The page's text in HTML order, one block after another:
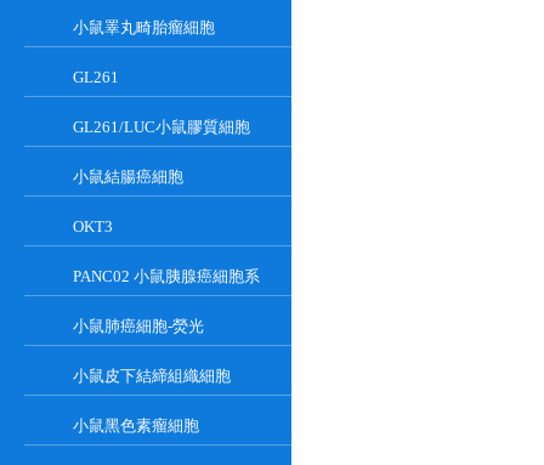
小鼠睪丸畸胎瘤細胞
GL261
GL261/LUC小鼠膠質細胞
小鼠結腸癌細胞
OKT3
PANC02 小鼠胰腺癌細胞系
小鼠肺癌細胞-熒光
小鼠皮下結締組織細胞
小鼠黑色素瘤細胞